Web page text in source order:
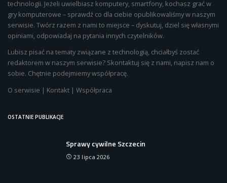
technologii. Jeżeli uwielbiasz komputery, smartfony, kochasz grać w
gry komputerowe – sprawdź co dla ciebie opublikowaliśmy w naszym
serwisie. Twórz razem z nami to miejsce – dyskutuj, dziel się własnymi
opiniami, odpowiadaj na pytania innych czytelników.
Lubisz pisać na tematy związane z technologią, chciałbyś zostać
redaktorem w naszym serwisie? Skontaktuj się z nami, napisz nam o
sobie. Chętnie podejmiemy współpracę.
O serwisie | Kontakt | Współpraca
OSTATNIE PUBLIKACJE
Sprawy cywilne Szczecin
23 lipca 2026